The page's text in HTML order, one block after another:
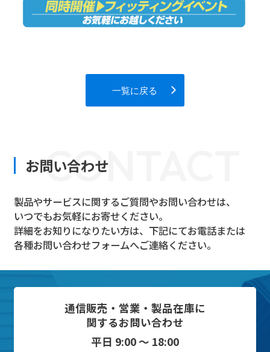
一覧に戻る
CONTACT
お問い合わせ
製品やサービスに関するご質問やお問い合わせは、
いつでもお気軽にお寄せください。
詳細をお知りになりたい方は、下記にてお電話または
各種お問い合わせフォームへご連絡ください。
通信販売・営業・製品在庫に
関するお問い合わせ
平日 9:00 ～ 18:00